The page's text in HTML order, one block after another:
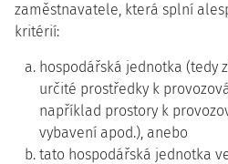
zaměstnavatele, která splní
kritérií:
hospodářská jednotka (tedy
určité prostředky k
například prostory k
vybavení apod.), anebo
tato hospodářská jednotka